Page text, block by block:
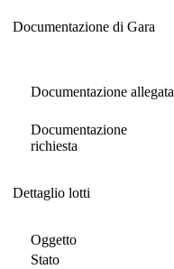
Documentazione di Gara
Documentazione allegata
Documentazione
richiesta
Dettaglio lotti
Oggetto
Stato